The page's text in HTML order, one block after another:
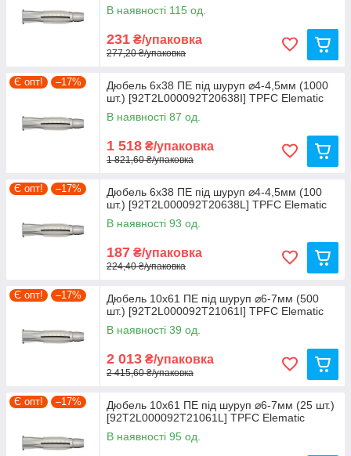
В наявності 115 од.
231 ₴/упаковка
277,20 ₴/упаковка
Є опт! –17%
Дюбель 6х38 ПЕ під шуруп ⌀4-4,5мм (1000
шт.) [92T2L000092T20638I] TPFC Elematic
В наявності 87 од.
1 518 ₴/упаковка
1 821,60 ₴/упаковка
Є опт! –17%
Дюбель 6х38 ПЕ під шуруп ⌀4-4,5мм (100
шт.) [92T2L000092T20638L] TPFC Elematic
В наявності 93 од.
187 ₴/упаковка
224,40 ₴/упаковка
Є опт! –17%
Дюбель 10х61 ПЕ під шуруп ⌀6-7мм (500
шт.) [92T2L000092T21061I] TPFC Elematic
В наявності 39 од.
2 013 ₴/упаковка
2 415,60 ₴/упаковка
Є опт! –17%
Дюбель 10х61 ПЕ під шуруп ⌀6-7мм (25 шт.)
[92T2L000092T21061L] TPFC Elematic
В наявності 95 од.